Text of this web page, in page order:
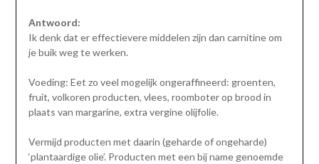
Antwoord:
Ik denk dat er effectievere middelen zijn dan carnitine om
je buik weg te werken.
Voeding: Eet zo veel mogelijk ongeraffineerd: groenten,
fruit, volkoren producten, vlees, roomboter op brood in
plaats van margarine, extra vergine olijfolie.
Vermijd producten met daarin (geharde of ongeharde)
‘plantaardige olie’. Producten met een bij name genoemde